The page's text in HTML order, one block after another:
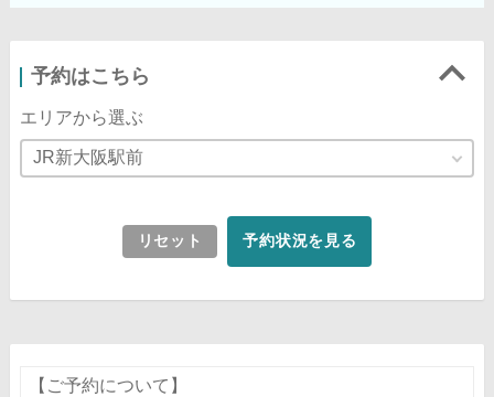
予約はこちら
エリアから選ぶ
JR新大阪駅前
リセット 予約状況を見る
【ご予約について】